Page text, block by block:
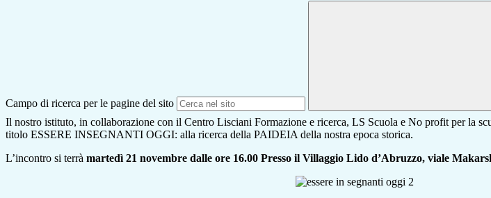
Campo di ricerca per le pagine del sito
Il nostro istituto, in collaborazione con il Centro Lisciani Formazione e ricerca, LS Scuola e No profit per la
titolo ESSERE INSEGNANTI OGGI: alla ricerca della PAIDEIA della nostra epoca storica.
L’incontro si terrà martedì 21 novembre dalle ore 16.00 Presso il Villaggio Lido d’Abruzzo, viale